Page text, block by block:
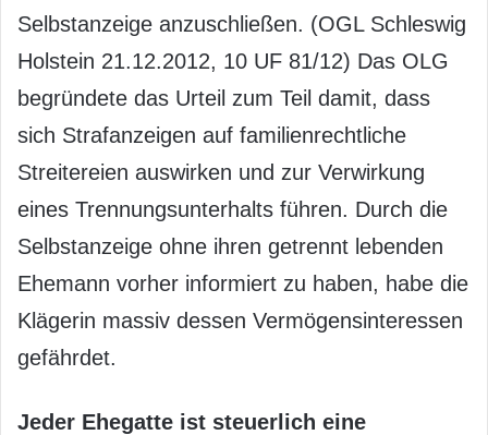
Selbstanzeige anzuschließen. (OGL Schleswig
Holstein 21.12.2012, 10 UF 81/12) Das OLG
begründete das Urteil zum Teil damit, dass
sich Strafanzeigen auf familienrechtliche
Streitereien auswirken und zur Verwirkung
eines Trennungsunterhalts führen. Durch die
Selbstanzeige ohne ihren getrennt lebenden
Ehemann vorher informiert zu haben, habe die
Klägerin massiv dessen Vermögensinteressen
gefährdet.
Jeder Ehegatte ist steuerlich eine